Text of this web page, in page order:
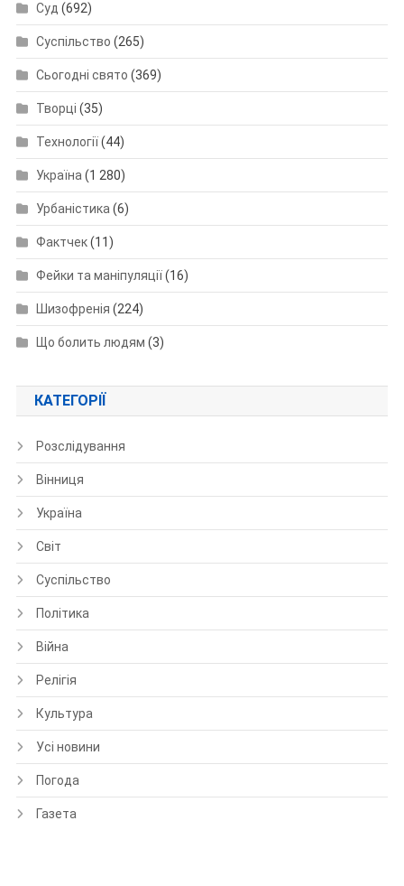
Суд (692)
Суспільство (265)
Сьогодні свято (369)
Творці (35)
Технології(44)
Україна (1 280)
Урбаністика (6)
Фактчек(11)
Фейки та маніпуляції(16)
Шизофренія (224)
Що болить людям (3)
КАТЕГОРІЇ
Розслідування
Вінниця
Україна
Світ
Суспільство
Політика
Війна
Релігія
Культура
Усі новини
Погода
Газета